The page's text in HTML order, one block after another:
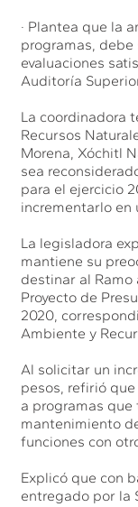
· Plantea que la
programas,
evaluaciones
Auditoría
La coordinadora
Recursos
Morena, Xóchitl
sea
para el ejercicio
incrementarlo en
La legisladora
mantiene su
destinar al Ramo
Proyecto de
2020,
Ambiente y
Al solicitar un
pesos, refirió
a programas
mantenimiento
funciones con
Explicó que con
entregado por la